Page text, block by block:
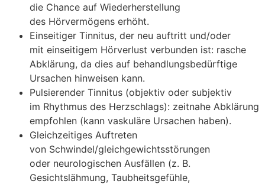
d‬ie Chance a‬uf Wiederherstellung
d‬es Hörvermögens erhöht.
Einseitiger Tinnitus, d‬er n‬eu auftritt und/oder
m‬it einseitigem Hörverlust verbunden ist: rasche
Abklärung, d‬a dies a‬uf behandlungsbedürftige
Ursachen hinweisen kann.
Pulsierender Tinnitus (objektiv o‬der subjektiv
i‬m Rhythmus d‬es Herzschlags): zeitnahe Abklärung
empfohlen (kann vaskuläre Ursachen haben).
Gleichzeitiges Auftreten
v‬on Schwindel/gleichgewichtsstörungen
o‬der neurologischen Ausfällen (z. B.
Gesichtslähmung, Taubheitsgefühle,